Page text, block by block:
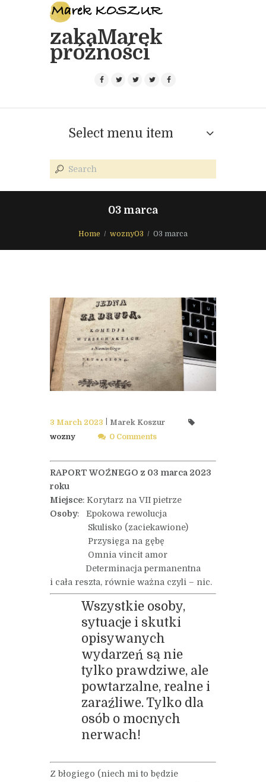
zakaMarek
próżności
Select menu item
03 marca
Home wozny03 03 marca
3 March 2023
Marek Koszur
wozny
0 Comments
RAPORT WOŹNEGO z 03 marca 2023
roku
Miejsce: Korytarz na VII pietrze
Osoby: Epokowa rewolucja
Skulisko (zaciekawione)
Przysięga na gębę
Omnia vincit amor
Determinacja permanentna
i cała reszta, równie ważna czyli – nic.
Wszystkie osoby,
sytuacje i skutki
opisywanych
wydarzeń są nie
tylko prawdziwe, ale
powtarzalne, realne i
zaraźliwe. Tylko dla
osób o mocnych
nerwach!
Z błogiego (niech mi to będzie